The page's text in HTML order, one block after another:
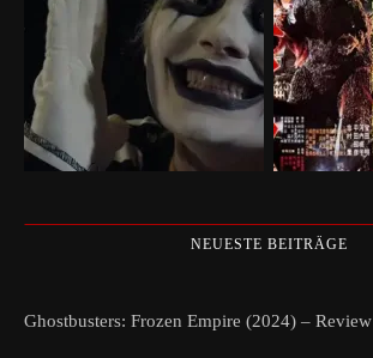
NEUESTE BEITRÄGE
Ghostbusters: Frozen Empire (2024) – Review